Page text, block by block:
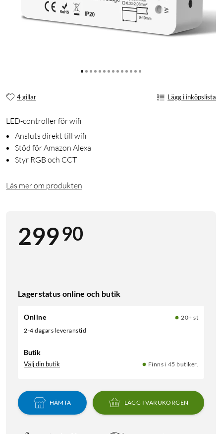
4 gillar Lägg i inköpslista
LED-controller för wifi
Ansluts direkt till wifi
Stöd för Amazon Alexa
Styr RGB och CCT
Läs mer om produkten
29990
Lagerstatus online och butik
Online
20+ st
2-4 dagars leveranstid
Butik
Välj din butik Finns i 45 butiker.
HÄMTA LÄGG I VARUKORGEN